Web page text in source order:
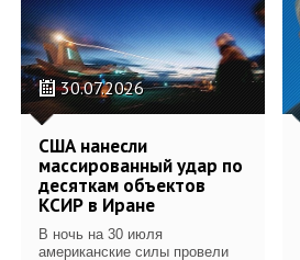
30.07.2026
США нанесли
массированный удар по
десяткам объектов
КСИР в Иране
В ночь на 30 июля
американские силы провели